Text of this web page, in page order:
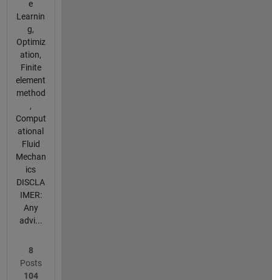
e
Learnin
g,
Optimiz
ation,
Finite
element
method
,
Comput
ational
Fluid
Mechan
ics
DISCLA
IMER:
Any
advi...
8
Posts
104